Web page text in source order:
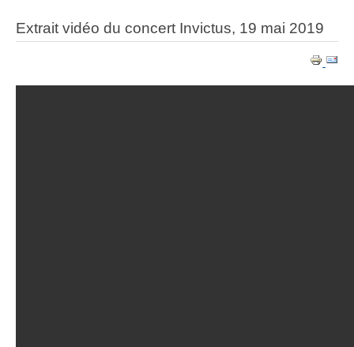
Extrait vidéo du concert Invictus, 19 mai 2019